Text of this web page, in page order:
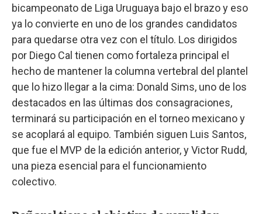
bicampeonato de Liga Uruguaya bajo el brazo y eso
ya lo convierte en uno de los grandes candidatos
para quedarse otra vez con el título. Los dirigidos
por Diego Cal tienen como fortaleza principal el
hecho de mantener la columna vertebral del plantel
que lo hizo llegar a la cima: Donald Sims, uno de los
destacados en las últimas dos consagraciones,
terminará su participación en el torneo mexicano y
se acoplará al equipo. También siguen Luis Santos,
que fue el MVP de la edición anterior, y Victor Rudd,
una pieza esencial para el funcionamiento
colectivo.